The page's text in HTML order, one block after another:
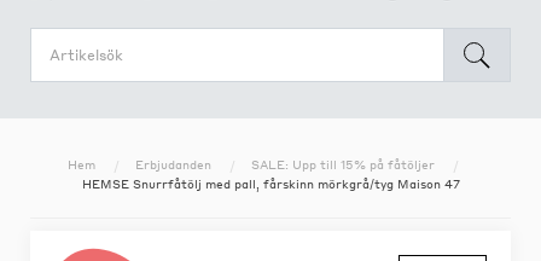
Hem Erbjudanden
SALE: Upp till 15% på fåtöljer
HEMSE Snurrfåtölj med pall, fårskinn mörkgrå/tyg Maison 47